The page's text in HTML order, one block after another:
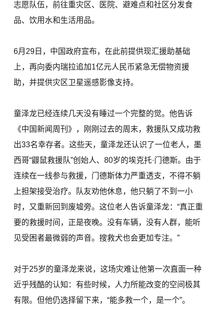
志愿队伍，前往重灾区、医院、避难点和社区分发食
品、饮用水和生活用品。
6月29日，中国政府宣布，在此前提供现汇援助基础
上，再向委内瑞拉追加1亿元人民币紧急无偿物资援
助，并提供灾区卫星遥感影像支持。
童泽龙已经连续几天没有睡过一个完整的觉。他告诉
《中国新闻周刊》，刚刚过去的周末，救援队又成功救
出33名幸存者。这些天，童泽龙还认识了一位老人，墨
西哥“鼹鼠救援队”创始人、80岁的埃克托·门德斯。由于
连续在一线参与救援，门德斯体力严重透支，不得不躺
上担架接受治疗。队友劝他休息，他只躺了不到一小
时，又重新回到废墟旁。这位老人告诉童泽龙：“真正重
要的救援时间，正是夜晚。没有车辆，没有人群，能听
见受困者最微弱的声音。搜救犬也会更加专注。”
对于25岁的童泽龙来说，这场灾难让他第一次直面一种
近乎残酷的认知：有些时候，人力所能改变的空间极其
有限。但他仍选择留下来，“能多救一个，是一个”。